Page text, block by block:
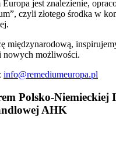
jest znalezienie,
czyli złotego środka w
międzynarodową,
nowych możliwości.
info@remediumeuropa.pl
Polsko-Niemieckiej
AHK